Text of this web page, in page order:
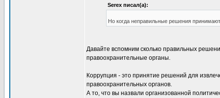
Serex писал(а):
Но когда неправильные решения
Давайте вспомним сколько правильных
правоохранительные органы.
Коррупция - это принятие решений для
правоохранительных органов.
А то, что вы назвали организованной